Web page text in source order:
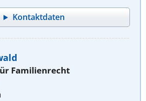
Kontaktdaten
Familienrecht